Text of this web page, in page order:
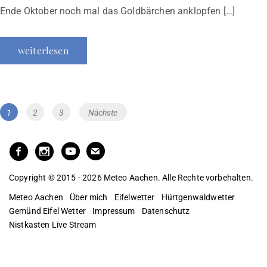
Ende Oktober noch mal das Goldbärchen anklopfen […]
weiterlesen
Beitragsnavigation
Page
1 Page
2 Page
3 Nächste
Copyright © 2015 - 2026 Meteo Aachen. Alle Rechte vorbehalten.
Meteo Aachen Über mich Eifelwetter
Hürtgenwaldwetter
Gemünd Eifel Wetter
Impressum
Datenschutz
Nistkasten Live Stream